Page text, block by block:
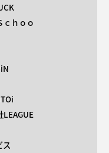
ｃｈｏｏ
LEAGUE